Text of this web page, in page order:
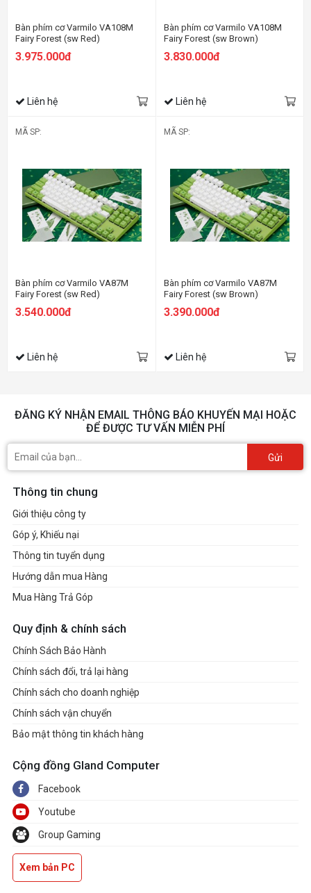
Bàn phím cơ Varmilo VA108M
Fairy Forest (sw Red)
3.975.000đ
Liên hệ
Bàn phím cơ Varmilo VA108M
Fairy Forest (sw Brown)
3.830.000đ
Liên hệ
MÃ SP:
Bàn phím cơ Varmilo VA87M
Fairy Forest (sw Red)
3.540.000đ
Liên hệ
MÃ SP:
Bàn phím cơ Varmilo VA87M
Fairy Forest (sw Brown)
3.390.000đ
Liên hệ
ĐĂNG KÝ NHẬN EMAIL THÔNG BÁO KHUYẾN MẠI HOẶC
ĐỂ ĐƯỢC TƯ VẤN MIỄN PHÍ
Gửi
Thông tin chung
Giới thiệu công ty
Góp ý, Khiếu nại
Thông tin tuyển dụng
Hướng dẫn mua Hàng
Mua Hàng Trả Góp
Quy định & chính sách
Chính Sách Bảo Hành
Chính sách đổi, trả lại hàng
Chính sách cho doanh nghiệp
Chính sách vận chuyển
Bảo mật thông tin khách hàng
Cộng đồng Gland Computer
Facebook
Youtube
Group Gaming
Xem bản PC